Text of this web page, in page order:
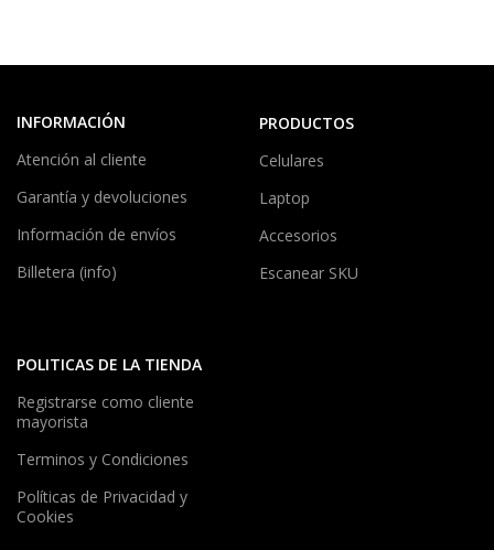
INFORMACIÓN
Atención al cliente
Garantía y devoluciones
Información de envíos
Billetera (info)
PRODUCTOS
Celulares
Laptop
Accesorios
Escanear SKU
POLITICAS DE LA TIENDA
Registrarse como cliente
mayorista
Terminos y Condiciones
Políticas de Privacidad y
Cookies